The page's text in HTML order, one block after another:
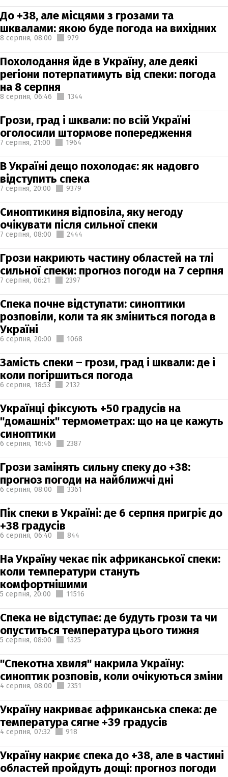
До +38, але місцями з грозами та
шквалами: якою буде погода на вихідних
8 серпня, 08:00 979
Похолодання йде в Україну, але деякі
регіони потерпатимуть від спеки: погода
на 8 серпня
8 серпня, 06:46 1344
Грози, град і шквали: по всій Україні
оголосили штормове попередження
7 серпня, 21:00 1964
В Україні дещо похолодає: як надовго
відступить спека
7 серпня, 20:00 9379
Синоптикиня відповіла, яку негоду
очікувати після сильної спеки
7 серпня, 08:00 2444
Грози накриють частину областей на тлі
сильної спеки: прогноз погоди на 7 серпня
7 серпня, 06:21 2397
Спека почне відступати: синоптики
розповіли, коли та як зміниться погода в
Україні
6 серпня, 20:00 1068
Замість спеки – грози, град і шквали: де і
коли погіршиться погода
6 серпня, 18:53 2132
Українці фіксують +50 градусів на
"домашніх" термометрах: що на це кажуть
синоптики
6 серпня, 16:46 2387
Грози замінять сильну спеку до +38:
прогноз погоди на найближчі дні
6 серпня, 08:00 3361
Пік спеки в Україні: де 6 серпня пригріє до
+38 градусів
6 серпня, 06:40 844
На Україну чекає пік африканської спеки:
коли температури стануть
комфортнішими
5 серпня, 20:00 11516
Спека не відступає: де будуть грози та чи
опуститься температура цього тижня
5 серпня, 08:00 1325
"Спекотна хвиля" накрила Україну:
синоптик розповів, коли очікуються зміни
4 серпня, 08:00 2351
Україну накриває африканська спека: де
температура сягне +39 градусів
4 серпня, 07:32 918
Україну накриє спека до +38, але в частині
областей пройдуть дощі: прогноз погоди